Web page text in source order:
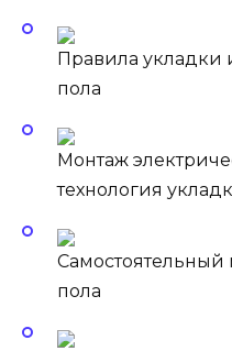
Правила укладки
пола
Монтаж
технология
Самостоятельный
пола